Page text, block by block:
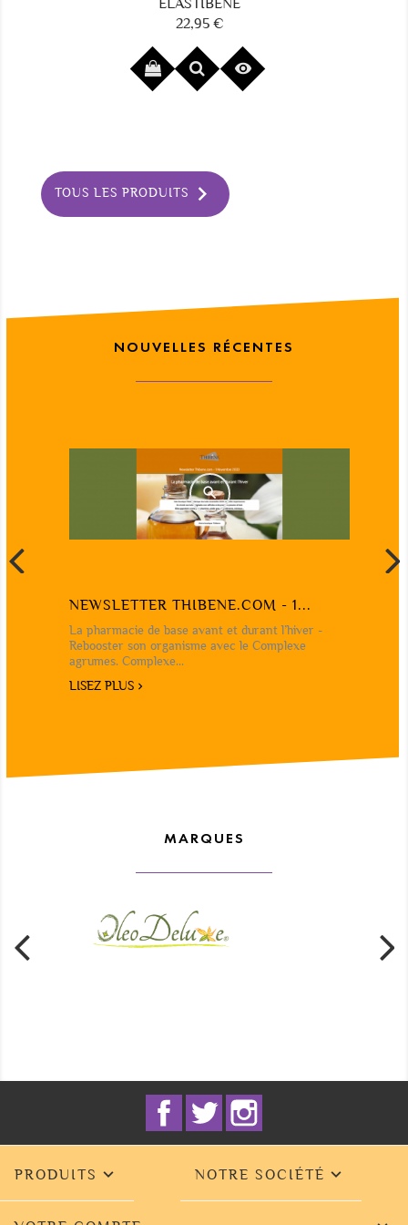
ELASTIBÊNE
Prix
22,95 €

TOUS LES PRODUITS 
NOUVELLES RÉCENTES
NEWSLETTER THIBENE.COM - 1...
La pharmacie de base avant et durant l’hiver -
Rebooster son organisme avec le Complexe
agrumes. Complexe...
LISEZ PLUS
MARQUES
FacebookTwitter
PRODUITS  NOTRE SOCIÉTÉ 